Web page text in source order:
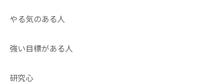
やる気のある人
強い目標がある人
研究心